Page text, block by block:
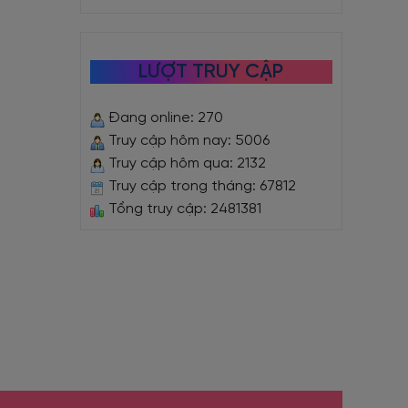
LƯỢT TRUY CẬP
Đang online: 270
Truy cập hôm nay: 5006
Truy cập hôm qua: 2132
Truy cập trong tháng: 67812
Tổng truy cập: 2481381